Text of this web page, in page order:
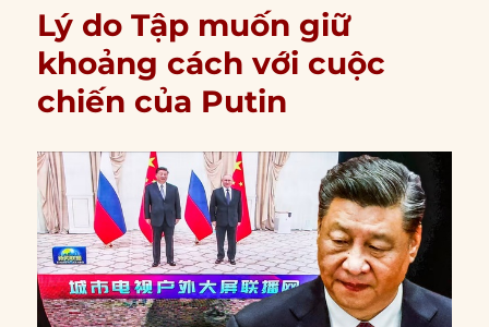
Lý do Tập muốn giữ
khoảng cách với cuộc
chiến của Putin